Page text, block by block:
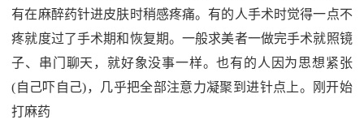
有在麻醉药针进皮肤时稍感疼痛。有的人手术时觉得一点不
疼就度过了手术期和恢复期。一般求美者一做完手术就照镜
子、串门聊天，就好象没事一样。也有的人因为思想紧张
(自己吓自己)，几乎把全部注意力凝聚到进针点上。刚开始
打麻药